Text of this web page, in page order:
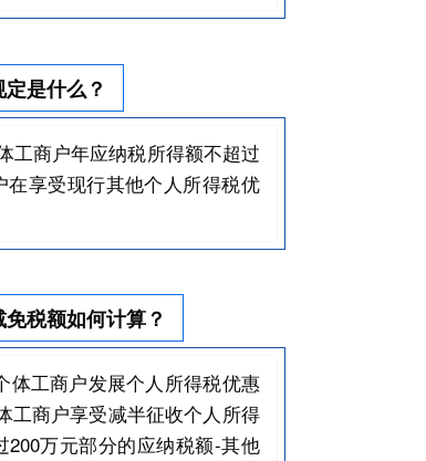
是什么？
工商户年应纳税所得额不超过
享受现行其他个人所得税优
税额如何计算？
体工商户发展个人所得税优惠
工商户享受减半征收个人所得
万元部分的应纳税额-其他